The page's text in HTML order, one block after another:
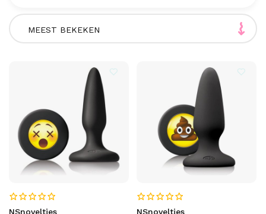
MEEST BEKEKEN
NSnovelties
NSnovelties